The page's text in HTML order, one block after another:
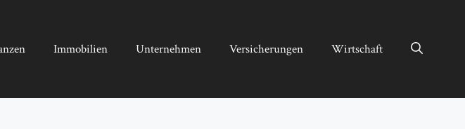
Immobilien Unternehmen Versicherungen Wirtschaft